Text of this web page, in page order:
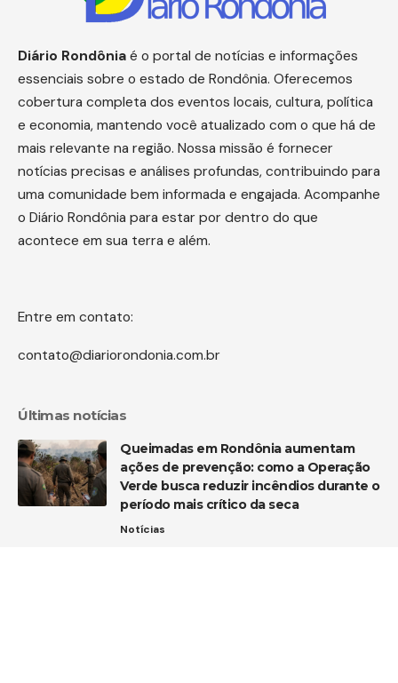
Diário Rondôniaé o portal de notícias e informações
essenciais sobre o estado de Rondônia. Oferecemos
cobertura completa dos eventos locais, cultura, política
e economia, mantendo você atualizado com o que há de
mais relevante na região. Nossa missão é fornecer
notícias precisas e análises profundas, contribuindo para
uma comunidade bem informada e engajada. Acompanhe
o Diário Rondônia para estar por dentro do que
acontece em sua terra e além.
Entre em contato:
contato@diariorondonia.com.br
Últimas notícias
Queimadas em Rondônia aumentam
ações de prevenção: como a Operação
Verde busca reduzir incêndios durante o
período mais crítico da seca
Notícias